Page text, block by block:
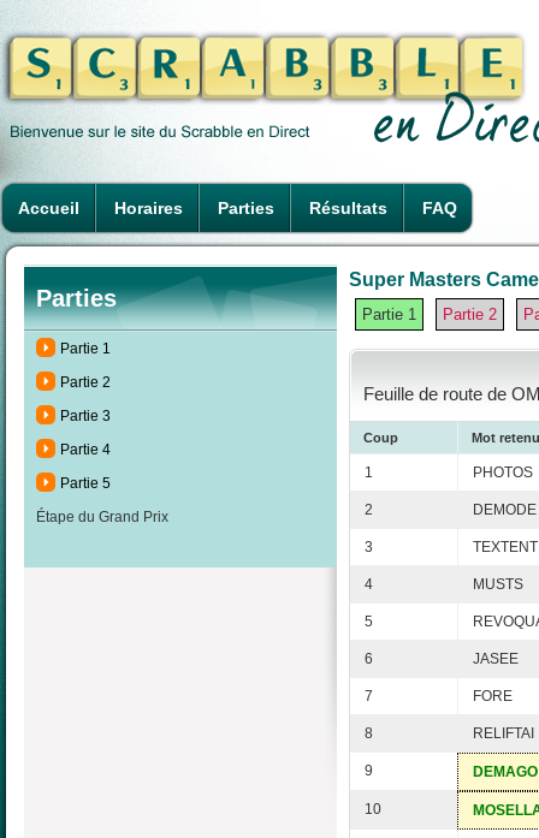
Accueil Horaires Parties Résultats FAQ
Parties
Partie 1
Partie 2
Partie 3
Partie 4
Partie 5
Étape du Grand Prix
Super Masters
Partie 1 Partie 2
Feuille de route de
Coup Mot retenu
1 PHOTOS
2 DEMODE
3 TEXTENT
4 MUSTS
5
6 JASEE
7 FORE
8 RELIFTAI
9 DEMAGO
10